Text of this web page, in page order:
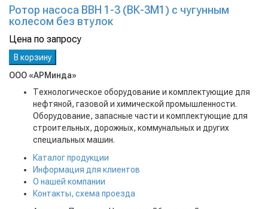
Ротор насоса ВВН 1-3 (ВК-3М1) с чугунным
колесом без втулок
Цена по запросу
В корзину
ООО «АРМинда»
Технологическое оборудование и комплектующие для
нефтяной, газовой и химической промышленности.
Оборудование, запасные части и комплектующие для
строительных, дорожных, коммунальных и других
специальных машин.
Каталог продукции
Информация для клиентов
О нашей компании
Контакты, схема проезда